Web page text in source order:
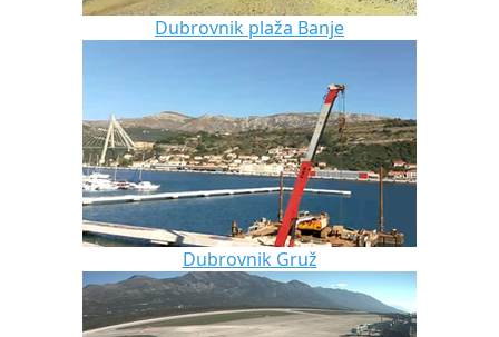
Dubrovnik plaža Banje
Dubrovnik Gruž